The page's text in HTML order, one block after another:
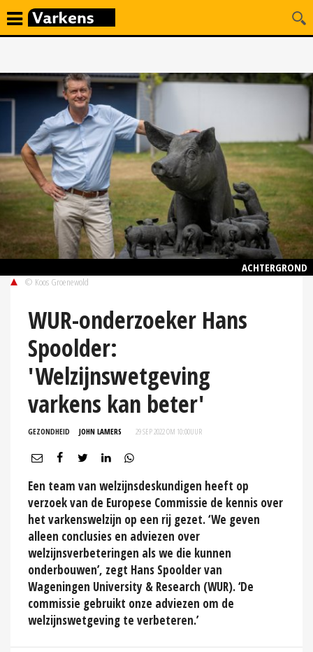
ACHTERGROND
© Koos Groenewold
WUR-onderzoeker Hans
Spoolder:
'Welzijnswetgeving
varkens kan beter'
GEZONDHEID JOHN LAMERS 29 SEP 2022 OM 10:00UUR
Een team van welzijnsdeskundigen heeft op
verzoek van de Europese Commissie de kennis over
het varkenswelzijn op een rij gezet. ‘We geven
alleen conclusies en adviezen over
welzijnsverbeteringen als we die kunnen
onderbouwen’, zegt Hans Spoolder van
Wageningen University & Research (WUR). ‘De
commissie gebruikt onze adviezen om de
welzijnswetgeving te verbeteren.’